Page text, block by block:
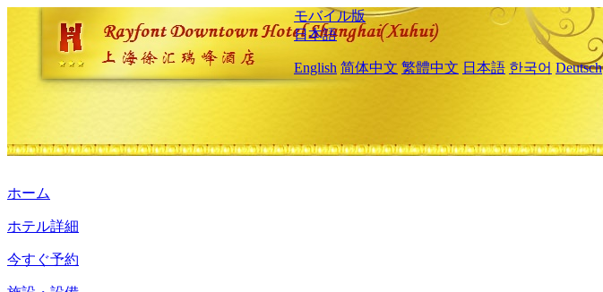
モバイル版
日本語
English 简体中文 繁體中文 日本語 한국어 Deutsch
ホーム
ホテル詳細
今すぐ予約